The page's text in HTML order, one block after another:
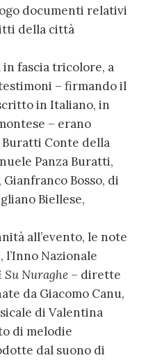
documenti relativi
della città
in fascia tricolore, a
– firmando il
in Italiano, in
– erano
Conte della
Panza Buratti,
Bosso, di
Biellese,
all’evento, le note
, l’Inno Nazionale
Su Nuraghe – dirette
da Giacomo Canu,
di Valentina
di melodie
dal suono di